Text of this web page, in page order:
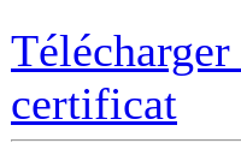
certificat